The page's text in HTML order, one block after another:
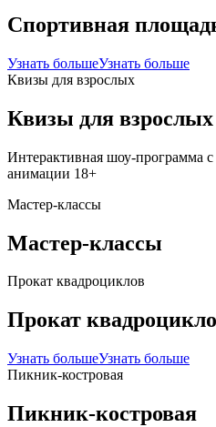
Спортивная
Узнать большеУзнать больше
Квизы для взрослых
Квизы для взрослых
Интерактивная шоу-программа
анимации 18+
Мастер-классы
Мастер-классы
Прокат квадроциклов
Прокат
Узнать большеУзнать больше
Пикник-костровая
Пикник-костровая